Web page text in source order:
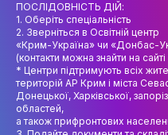
НАУКА
НАПРЯМИ
ПОСЛІДОВНІСТЬ ДІЙ:
1. Оберіть спеціальність
2. Зверніться в Освітній центр
«Крим-Україна» чи «Донбас-
(контакти можна знайти на
* Центри підтримують всіх
територій АР Крим і міста
Донецької, Харківської,
областей,
а також прифронтових